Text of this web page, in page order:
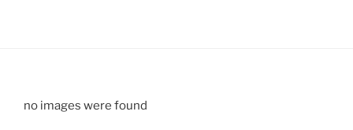
no images were found